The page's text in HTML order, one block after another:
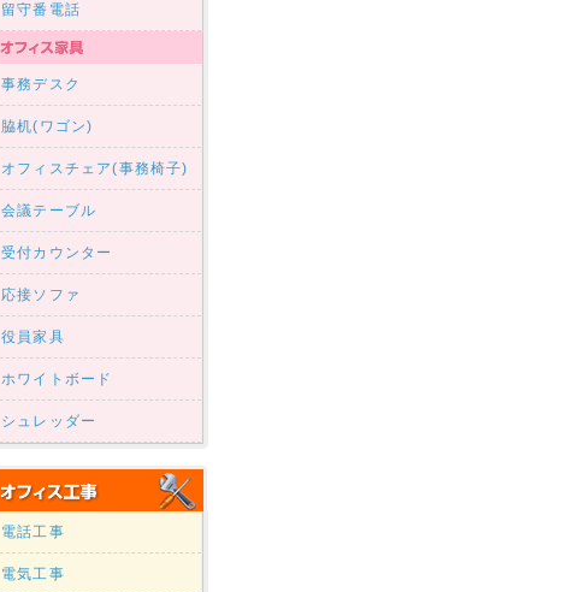
留守番電話
事務デスク
脇机(ワゴン)
オフィスチェア(事務椅子)
会議テーブル
受付カウンター
応接ソファ
役員家具
ホワイトボード
シュレッダー
電話工事
電気工事